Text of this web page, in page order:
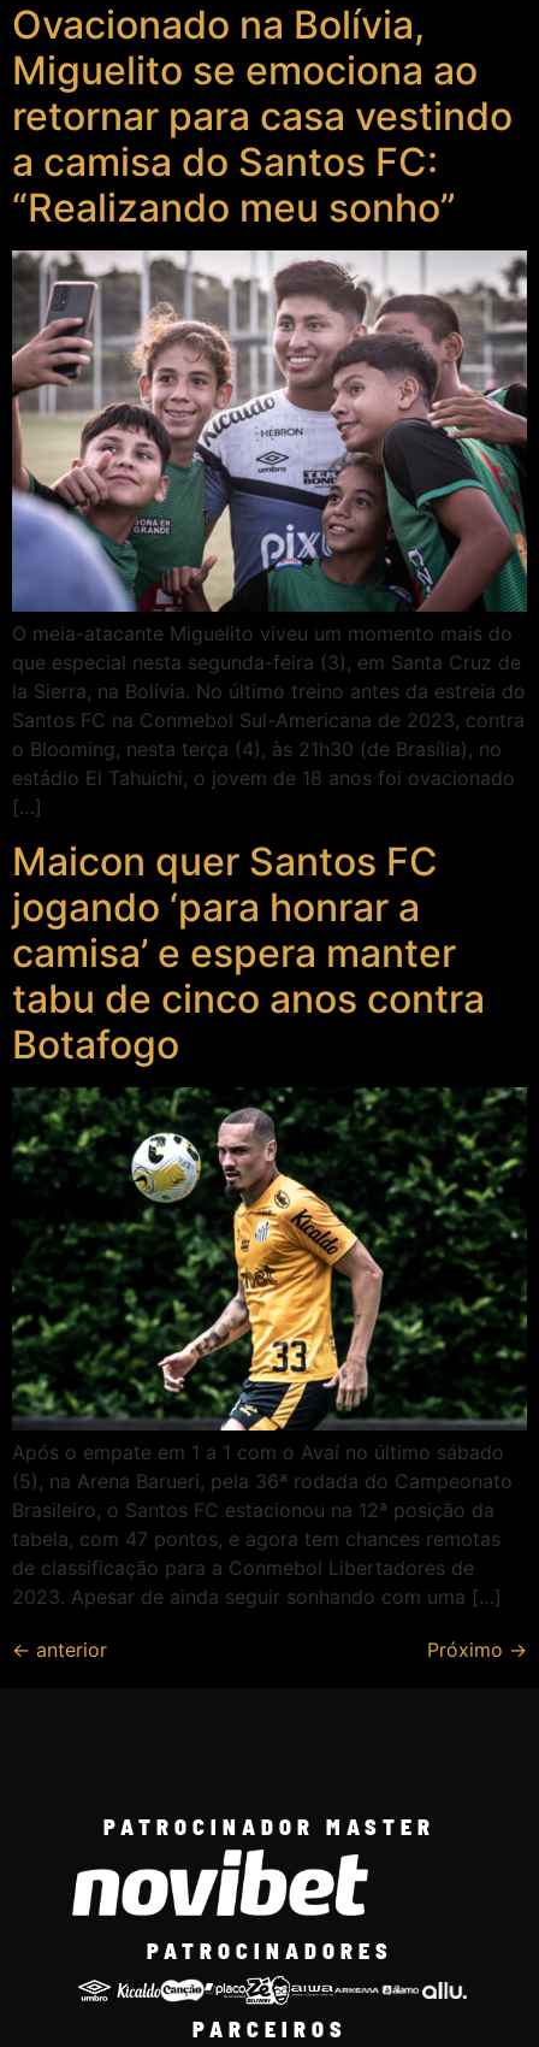
Ovacionado na Bolívia,
Miguelito se emociona ao
retornar para casa vestindo
a camisa do Santos FC:
“Realizando meu sonho”
O meia-atacante Miguelito viveu um momento mais do
que especial nesta segunda-feira (3), em Santa Cruz de
la Sierra, na Bolívia. No último treino antes da estreia do
Santos FC na Conmebol Sul-Americana de 2023, contra
o Blooming, nesta terça (4), às 21h30 (de Brasília), no
estádio El Tahuichi, o jovem de 18 anos foi ovacionado
[…]
Maicon quer Santos FC
jogando ‘para honrar a
camisa’ e espera manter
tabu de cinco anos contra
Botafogo
Após o empate em 1 a 1 com o Avaí no último sábado
(5), na Arena Barueri, pela 36ª rodada do Campeonato
Brasileiro, o Santos FC estacionou na 12ª posição da
tabela, com 47 pontos, e agora tem chances remotas
de classificação para a Conmebol Libertadores de
2023. Apesar de ainda seguir sonhando com uma […]
← anterior Próximo →
PATROCINADOR MASTER
PATROCINADORES
PARCEIROS